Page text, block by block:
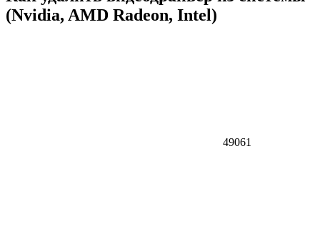
(Nvidia, AMD Radeon, Intel)
49061